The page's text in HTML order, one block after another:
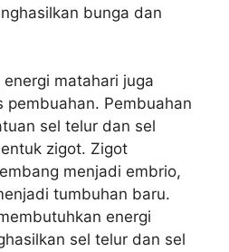
bunga dan
matahari juga
pembuahan. Pembuahan
sel telur dan sel
zigot. Zigot
menjadi embrio,
tumbuhan baru.
energi
sel telur dan sel